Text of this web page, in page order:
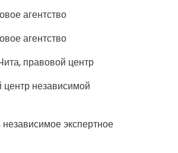
агентство
агентство
правовой центр
центр независимой
экспертное